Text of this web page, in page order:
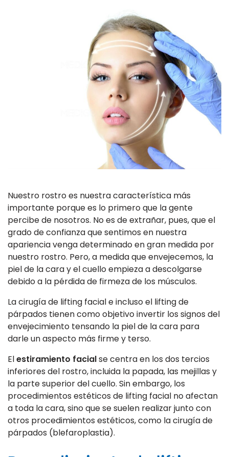
Nuestro rostro es nuestra característica más
importante porque es lo primero que la gente
percibe de nosotros. No es de extrañar, pues, que el
grado de confianza que sentimos en nuestra
apariencia venga determinado en gran medida por
nuestro rostro. Pero, a medida que envejecemos, la
piel de la cara y el cuello empieza a descolgarse
debido a la pérdida de firmeza de los músculos.
La cirugía de lifting facial e incluso el lifting de
párpados tienen como objetivo invertir los signos del
envejecimiento tensando la piel de la cara para
darle un aspecto más firme y terso.
Elestiramiento facialse centra en los dos tercios
inferiores del rostro, incluida la papada, las mejillas y
la parte superior del cuello. Sin embargo, los
procedimientos estéticos de lifting facial no afectan
a toda la cara, sino que se suelen realizar junto con
otros procedimientos estéticos, como la cirugía de
párpados (blefaroplastia).